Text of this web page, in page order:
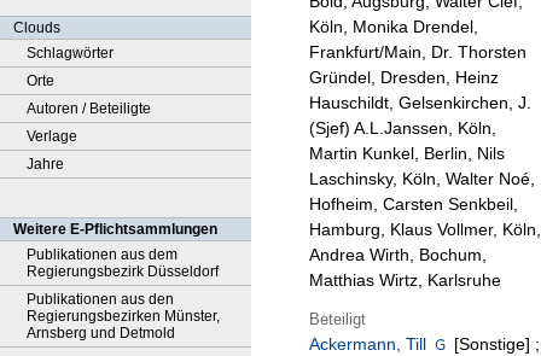
Clouds
Schlagwörter
Orte
Autoren / Beteiligte
Verlage
Jahre
Weitere E-Pflichtsammlungen
Publikationen aus dem
Regierungsbezirk Düsseldorf
Publikationen aus den
Regierungsbezirken Münster,
Arnsberg und Detmold
Köln, Monika Drendel,
Frankfurt/Main, Dr. Thorsten
Gründel, Dresden, Heinz
Hauschildt, Gelsenkirchen, J.
(Sjef) A.L.Janssen, Köln,
Martin Kunkel, Berlin, Nils
Laschinsky, Köln, Walter Noé,
Hofheim, Carsten Senkbeil,
Hamburg, Klaus Vollmer, Köln,
Andrea Wirth, Bochum,
Matthias Wirtz, Karlsruhe
Beteiligt
Ackermann, Till [Sonstige] ;